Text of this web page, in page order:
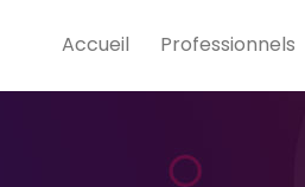
Accueil Professionnels